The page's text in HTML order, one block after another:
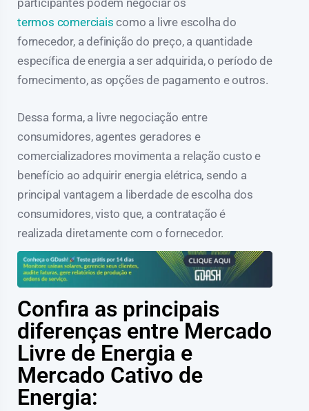
participantes podem negociar os
termos comerciais como a livre escolha do
fornecedor, a definição do preço, a quantidade
específica de energia a ser adquirida, o período de
fornecimento, as opções de pagamento e outros.
Dessa forma, a livre negociação entre
consumidores, agentes geradores e
comercializadores movimenta a relação custo e
benefício ao adquirir energia elétrica, sendo a
principal vantagem a liberdade de escolha dos
consumidores, visto que, a contratação é
realizada diretamente com o fornecedor.
Confira as principais
diferenças entre Mercado
Livre de Energia e
Mercado Cativo de
Energia: